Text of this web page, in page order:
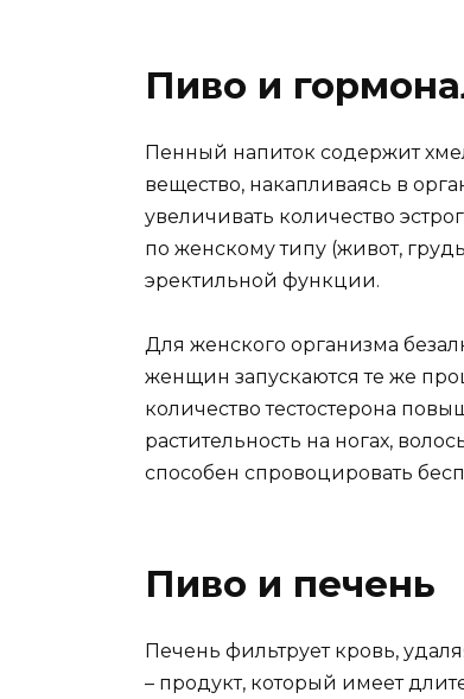
Пиво и
Пенный напиток содержит
вещество, накапливаясь в
увеличивать количество
по женскому типу (живот,
эректильной функции.
Для женского организма
женщин запускаются те же
количество тестостерона
растительность на ногах,
способен спровоцировать
Пиво и печень
Печень фильтрует кровь,
– продукт, который имеет